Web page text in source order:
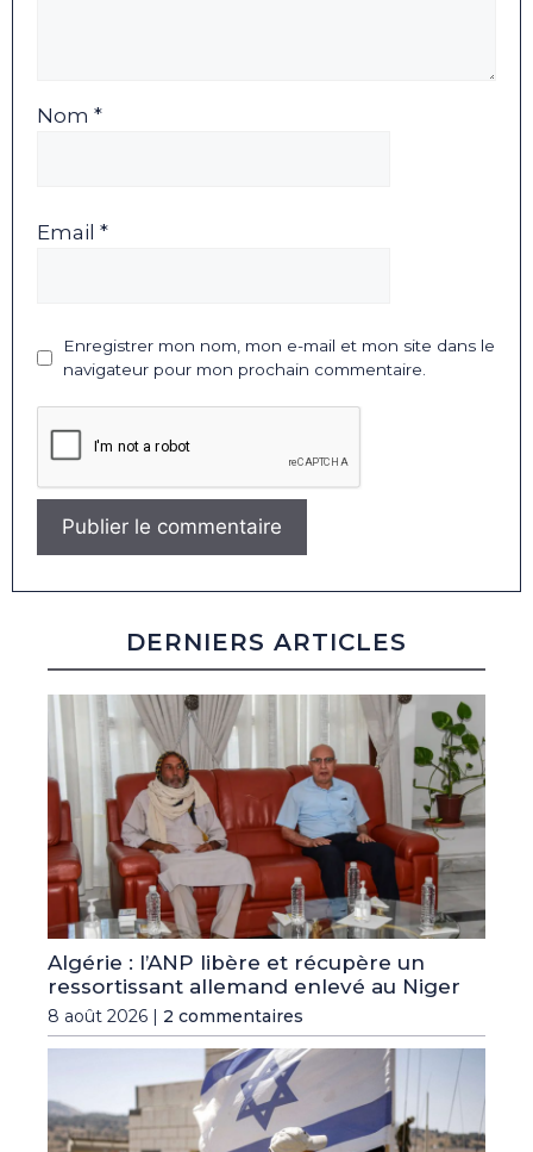
Nom *
Email *
Enregistrer mon nom, mon e-mail et mon site dans le
navigateur pour mon prochain commentaire.
DERNIERS ARTICLES
Algérie : l’ANP libère et récupère un
ressortissant allemand enlevé au Niger
8 août 2026 | 2 commentaires